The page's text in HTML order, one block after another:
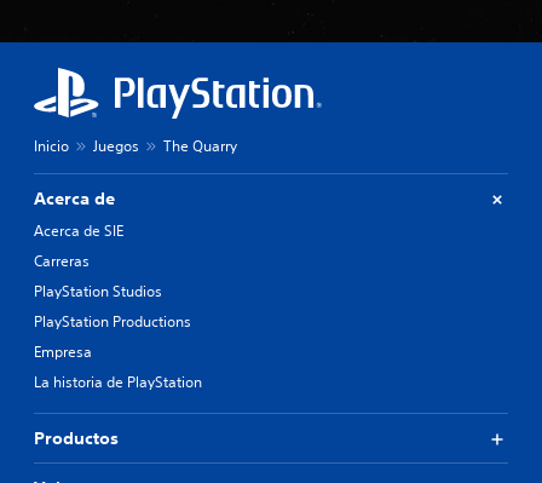
Inicio Juegos The Quarry
Acerca de
Acerca de SIE
Carreras
PlayStation Studios
PlayStation Productions
Empresa
La historia de PlayStation
Productos